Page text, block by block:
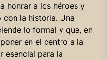
honrar a los héroes y
la historia. Una
lo formal y que, en
en el centro a la
esencial para la